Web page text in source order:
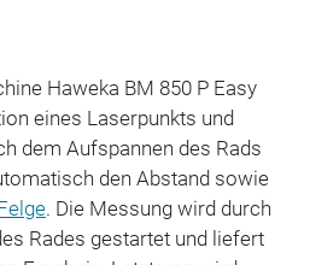
Haweka BM 850 P Easy
eines Laserpunkts und
dem Aufspannen des Rads
den Abstand sowie
. Die Messung wird durch
Rades gestartet und liefert